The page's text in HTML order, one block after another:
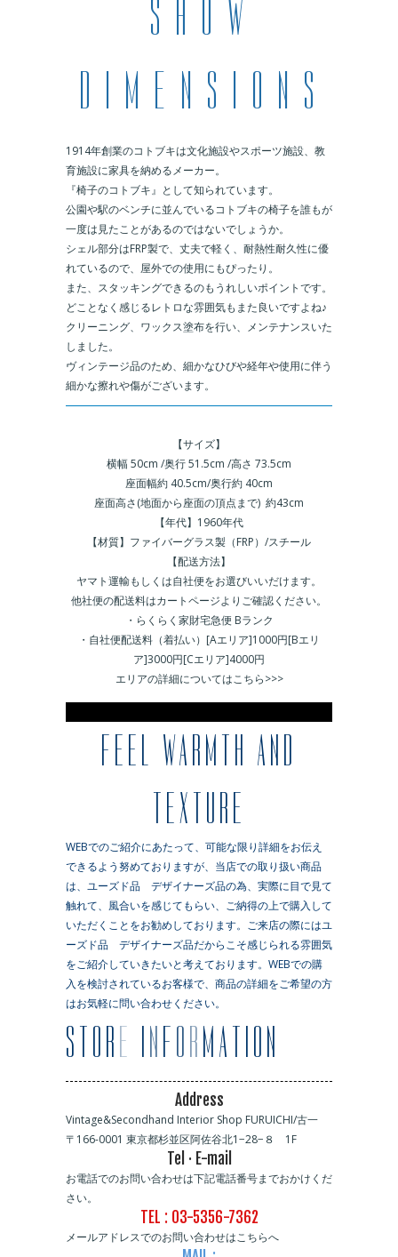
1914年創業のコトブキは文化施設やスポーツ施設、教
育施設に家具を納めるメーカー。
『椅子のコトブキ』として知られています。
公園や駅のベンチに並んでいるコトブキの椅子を誰もが
一度は見たことがあるのではないでしょうか。
シェル部分はFRP製で、丈夫で軽く、耐熱性耐久性に優
れているので、屋外での使用にもぴったり。
また、スタッキングできるのもうれしいポイントです。
どことなく感じるレトロな雰囲気もまた良いですよね♪
クリーニング、ワックス塗布を行い、メンテナンスいた
しました。
ヴィンテージ品のため、細かなひびや経年や使用に伴う
細かな擦れや傷がございます。
【サイズ】
横幅 50cm /奥行 51.5cm /高さ 73.5cm
座面幅約 40.5cm/奥行約 40cm
座面高さ(地面から座面の頂点まで) 約43cm
【年代】1960年代
【材質】ファイバーグラス製（FRP）/スチール
【配送方法】
ヤマト運輸もしくは自社便をお選びいいだけます。
他社便の配送料はカートページよりご確認ください。
・らくらく家財宅急便 Bランク
・自社便配送料（着払い）[Aエリア]1000円[Bエリ
ア]3000円[Cエリア]4000円
エリアの詳細についてはこちら>>>
FEEL WARMTH AND
TEXTURE
WEBでのご紹介にあたって、可能な限り詳細をお伝え
できるよう努めておりますが、当店での取り扱い商品
は、ユーズド品 デザイナーズ品の為、実際に目で見て
触れて、風合いを感じてもらい、ご納得の上で購入して
いただくことをお勧めしております。ご来店の際にはユ
ーズド品 デザイナーズ品だからこそ感じられる雰囲気
をご紹介していきたいと考えております。WEBでの購
入を検討されているお客様で、商品の詳細をご希望の方
はお気軽に問い合わせください。
Address
Vintage&Secondhand Interior Shop FURUICHI/古一
〒166-0001 東京都杉並区阿佐谷北1−28−８ 1F
Tel · E-mail
お電話でのお問い合わせは下記電話番号までおかけくだ
さい。
TEL : 03-5356-7362
メールアドレスでのお問い合わせはこちらへ